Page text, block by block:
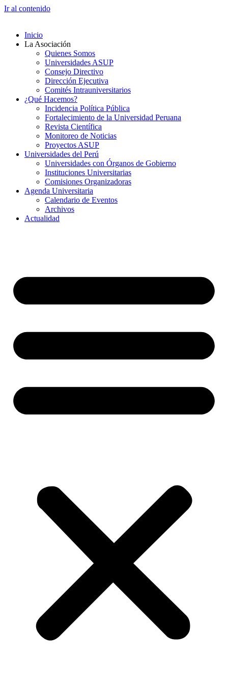
Ir al contenido
Inicio
La Asociación
Quienes Somos
Universidades ASUP
Consejo Directivo
Dirección Ejecutiva
Comités Intrauniversitarios
¿Qué Hacemos?
Incidencia Política Pública
Fortalecimiento de la Universidad Peruana
Revista Científica
Monitoreo de Noticias
Proyectos ASUP
Universidades del Perú
Universidades con Órganos de Gobierno
Instituciones Universitarias
Comisiones Organizadoras
Agenda Universitaria
Calendario de Eventos
Archivos
Actualidad